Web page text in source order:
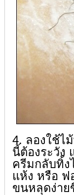
4. ลองใช้ไ
นี้ต้องระวัง
ครีมกลับทิ้ง
แห้ง หรือ ฟ
ขนหลุดง่าย